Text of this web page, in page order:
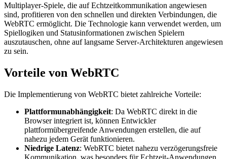
Multiplayer-Spiele, die auf Echtzeitkommunikation angewiesen
sind, profitieren von den schnellen und direkten Verbindungen, die
WebRTC ermöglicht. Die Technologie kann verwendet werden, um
Spiellogiken und Statusinformationen zwischen Spielern
auszutauschen, ohne auf langsame Server-Architekturen angewiesen
zu sein.
Vorteile von WebRTC
Die Implementierung von WebRTC bietet zahlreiche Vorteile:
Plattformunabhängigkeit: Da WebRTC direkt in die
Browser integriert ist, können Entwickler
plattformübergreifende Anwendungen erstellen, die auf
nahezu jedem Gerät funktionieren.
Niedrige Latenz: WebRTC bietet nahezu verzögerungsfreie
Kommunikation, was besonders für Echtzeit-Anwendungen